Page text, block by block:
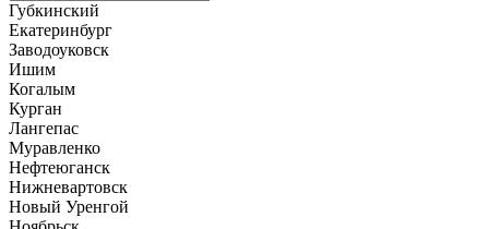
Губкинский
Екатеринбург
Заводоуковск
Ишим
Когалым
Курган
Лангепас
Муравленко
Нефтеюганск
Нижневартовск
Новый Уренгой